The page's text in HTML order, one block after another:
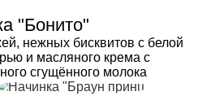
"Бонито"
нежных бисквитов с белой
и масляного крема с
сгущённого молока